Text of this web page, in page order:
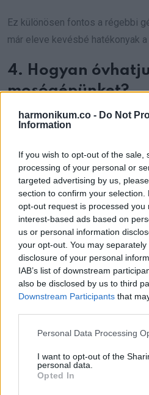
harmonikum.co - Do Not
Information
If you wish to opt-out of the sale,
processing of your personal or
targeted advertising by us,
section to confirm your
opt-out request is processed you
interest-based ads based on
us or personal information
your opt-out. You may
disclosure of your personal
IAB’s list of downstream
also be disclosed by us to third
Downstream Participants that
Please note that this website/
not limited to your visit or usage
grant or deny consent to Google
use your data for below
Personal Data Processing
I want to opt-out of the
personal data.
Opted In
Ez különösen fontos a régebbi
már eleve kevésbé hatékonyak
4. Hogyan
mosógépünket?
Ne használjuk túl
Kerüljük a túlterhelést:
megfelelő mennyiségű ruhát
Tartsuk karban a gépet:
szűrőket és a
vízlágyítót kemény víz esetén.
Összegzés
A mosógép egy alapvető
megkönnyíti az életünket, de
hogy a folyamatos használat és
jelentősen csökkenthetik a gép
megbízhatóságát. Egy kis